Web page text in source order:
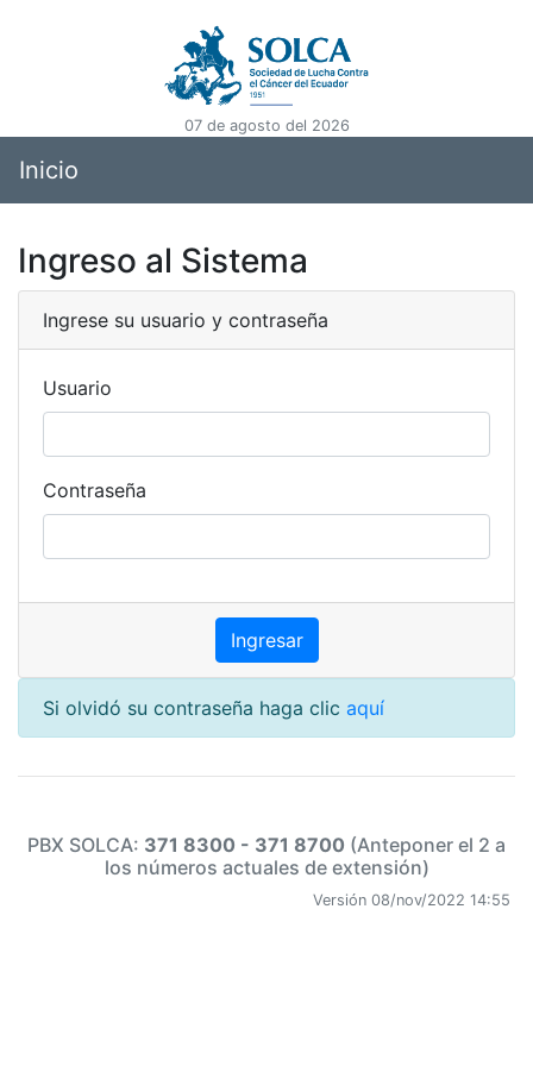
07 de agosto del 2026
Inicio
Ingreso al Sistema
Ingrese su usuario y contraseña
Usuario
Contraseña
Si olvidó su contraseña haga clic aquí
PBX SOLCA: 371 8300 - 371 8700 (Anteponer el 2 a
los números actuales de extensión)
Versión 08/nov/2022 14:55